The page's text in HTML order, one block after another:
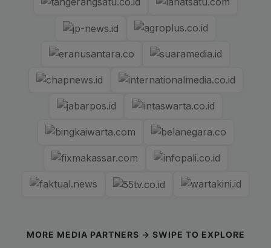
MORE MEDIA PARTNERS → SWIPE TO EXPLORE